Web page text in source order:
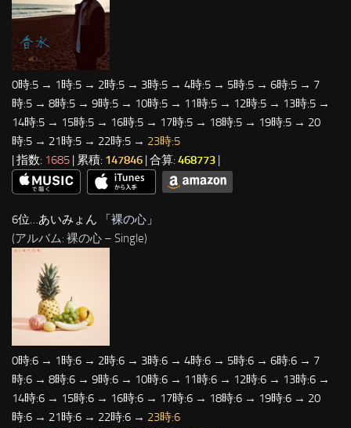
0時:5 → 1時:5 → 2時:5 → 3時:5 → 4時:5 → 5時:5 → 6時:5 → 7
時:5 → 8時:5 → 9時:5 → 10時:5 → 11時:5 → 12時:5 → 13時:5 →
14時:5 → 15時:5 → 16時:5 → 17時:5 → 18時:5 → 19時:5 → 20
時:5 → 21時:5 → 22時:5 → 23時:5
| 指数: 1685 | 累積: 147846 | 合算: 468773 |
6位…あいみょん 「裸の心 」
(アルバム: 裸の心 – Single)
0時:6 → 1時:6 → 2時:6 → 3時:6 → 4時:6 → 5時:6 → 6時:6 → 7
時:6 → 8時:6 → 9時:6 → 10時:6 → 11時:6 → 12時:6 → 13時:6 →
14時:6 → 15時:6 → 16時:6 → 17時:6 → 18時:6 → 19時:6 → 20
時:6 → 21時:6 → 22時:6 → 23時:6